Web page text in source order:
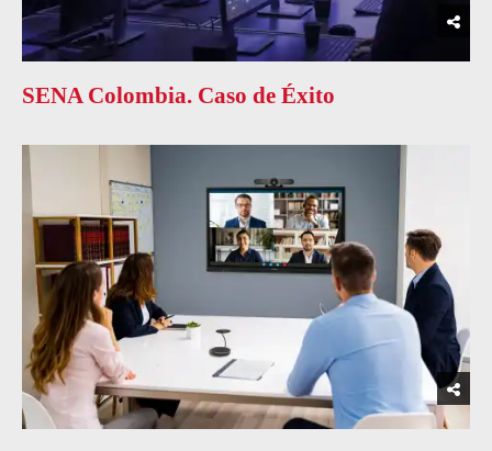
SENA Colombia. Caso de Éxito